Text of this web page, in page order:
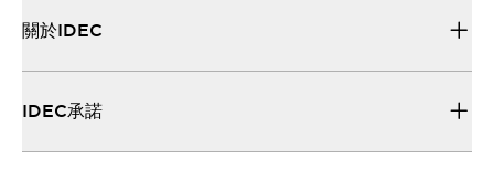
關於IDEC
IDEC承諾